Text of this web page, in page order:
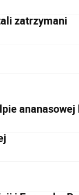
zatrzymani